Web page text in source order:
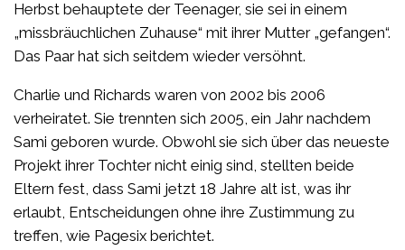
Herbst behauptete der Teenager, sie sei in einem
„missbräuchlichen Zuhause“ mit ihrer Mutter „gefangen“.
Das Paar hat sich seitdem wieder versöhnt.
Charlie und Richards waren von 2002 bis 2006
verheiratet. Sie trennten sich 2005, ein Jahr nachdem
Sami geboren wurde. Obwohl sie sich über das neueste
Projekt ihrer Tochter nicht einig sind, stellten beide
Eltern fest, dass Sami jetzt 18 Jahre alt ist, was ihr
erlaubt, Entscheidungen ohne ihre Zustimmung zu
treffen, wie Pagesix berichtet.